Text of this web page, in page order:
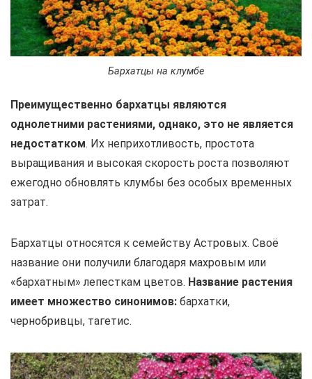
Бархатцы на клумбе
Преимущественно бархатцы являются
однолетними растениями, однако, это не является
недостатком. Их неприхотливость, простота
выращивания и высокая скорость роста позволяют
ежегодно обновлять клумбы без особых временных
затрат.
Бархатцы относятся к семейству Астровых. Своё
название они получили благодаря махровым или
«бархатным» лепесткам цветов. Название растения
имеет множество синонимов: бархатки,
чернобривцы, тагетис.